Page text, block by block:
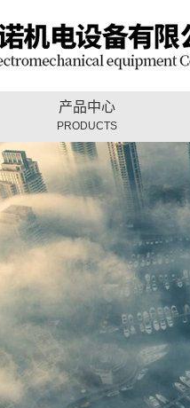
产品中心
PRODUCTS